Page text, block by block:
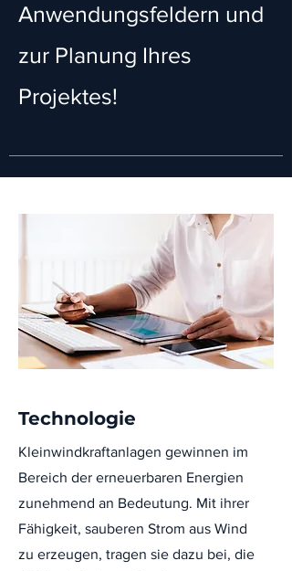
Anwendungsfeldern und
zur Planung Ihres
Projektes!
Technologie
Kleinwindkraftanlagen gewinnen im
Bereich der erneuerbaren Energien
zunehmend an Bedeutung. Mit ihrer
Fähigkeit, sauberen Strom aus Wind
zu erzeugen, tragen sie dazu bei, die